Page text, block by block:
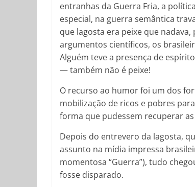
entranhas da Guerra Fria, a
especial, na guerra semântica
que lagosta era peixe que
argumentos científicos, os
Alguém teve a presença de
— também não é peixe!
O recurso ao humor foi um dos
mobilização de ricos e pobres
forma que pudessem recuperar
Depois do entrevero da lagosta,
assunto na mídia impressa
momentosa “Guerra”), tudo
fosse disparado.